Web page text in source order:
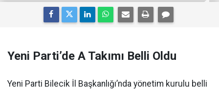
Yeni Parti’de A Takımı Belli Oldu
Yeni Parti Bilecik İl Başkanlığı’nda yönetim kurulu belli